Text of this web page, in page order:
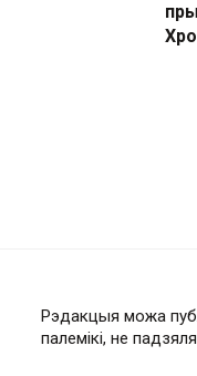
Рэдакцыя можа
палемікі, не